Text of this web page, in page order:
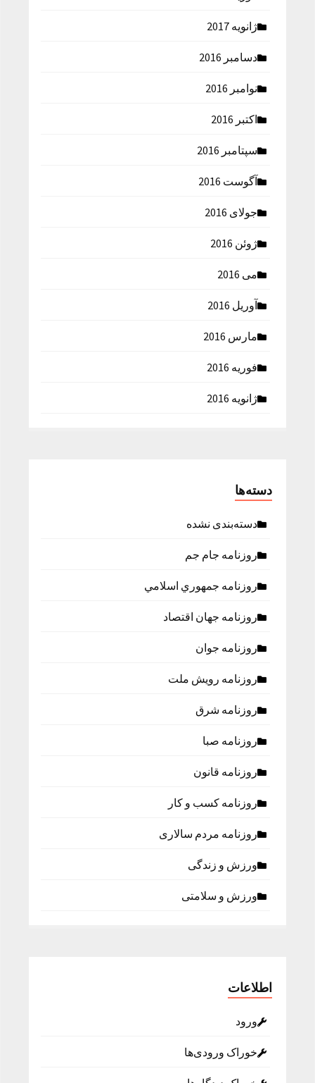
ژانویه 2017
دسامبر 2016
نوامبر 2016
اکتبر 2016
سپتامبر 2016
آگوست 2016
جولای 2016
ژوئن 2016
می 2016
آوریل 2016
مارس 2016
فوریه 2016
ژانویه 2016
دسته‌ها
دسته‌بندی نشده
روزنامه جام جم
روزنامه جمهوري اسلامي
روزنامه جهان اقتصاد
روزنامه جوان
روزنامه رویش ملت
روزنامه شرق
روزنامه صبا
روزنامه قانون
روزنامه كسب و كار
روزنامه مردم سالاری
ورزش و زندگی
ورزش و سلامتی
اطلاعات
ورود
خوراک ورودی‌ها